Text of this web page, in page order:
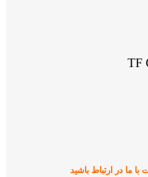
ما در ارتباط باشید